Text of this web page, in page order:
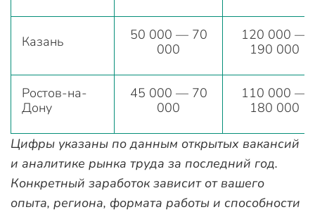
Казань
50 000 — 70
000
120 000 —
190 000
Ростов-на-
Дону
45 000 — 70
000
110 000 —
180 000
Цифры указаны по данным открытых вакансий
и аналитике рынка труда за последний год.
Конкретный заработок зависит от вашего
опыта, региона, формата работы и способности